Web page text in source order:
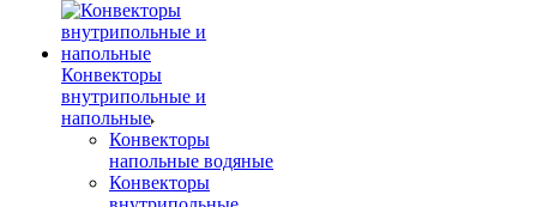
Конвекторы
внутрипольные и
напольные
Конвекторы
напольные водяные
Конвекторы